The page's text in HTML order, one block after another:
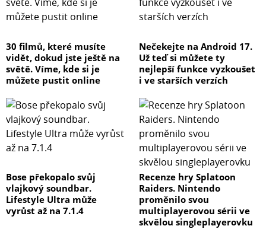
30 filmů, které musíte
vidět, dokud jste ještě na
světě. Víme, kde si je
můžete pustit online
Nečekejte na Android 17.
Už teď si můžete ty
nejlepší funkce vyzkoušet
i ve starších verzích
Bose překopalo svůj
vlajkový soundbar.
Lifestyle Ultra může
vyrůst až na 7.1.4
Recenze hry Splatoon
Raiders. Nintendo
proměnilo svou
multiplayerovou sérii ve
skvělou singleplayerovku